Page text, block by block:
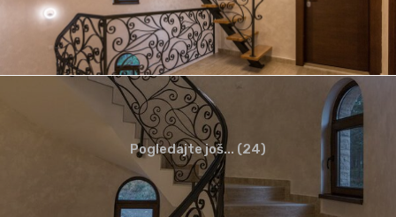
Pogledajte još... (24)